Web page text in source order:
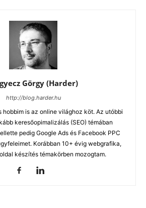
Görgy (Harder)
http://blog.harder.hu
hobbim is az online világhoz köt. Az utóbbi
keresőopimalizálás (SEO) témában
pedig Google Ads és Facebook PPC
Korábban 10+ évig webgrafika,
készítés témakörben mozogtam.